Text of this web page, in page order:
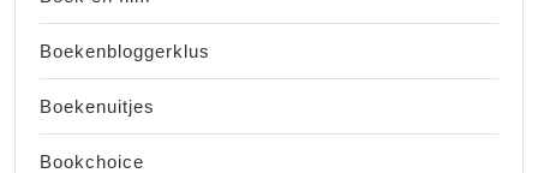
Boekenbloggerklus
Boekenuitjes
Bookchoice